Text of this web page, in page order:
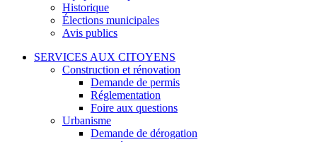
Historique
Élections municipales
Avis publics
SERVICES AUX CITOYENS
Construction et rénovation
Demande de permis
Réglementation
Foire aux questions
Urbanisme
Demande de dérogation